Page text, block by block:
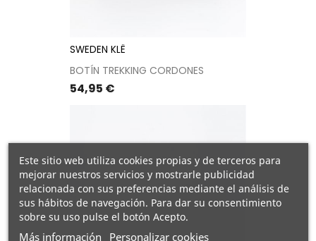
SWEDEN KLË
BOTÍN TREKKING CORDONES
Precio
54,95 €
Este sitio web utiliza cookies propias y de terceros para
mejorar nuestros servicios y mostrarle publicidad
relacionada con sus preferencias mediante el análisis de
sus hábitos de navegación. Para dar su consentimiento
sobre su uso pulse el botón Acepto.
Más información Personalizar cookies